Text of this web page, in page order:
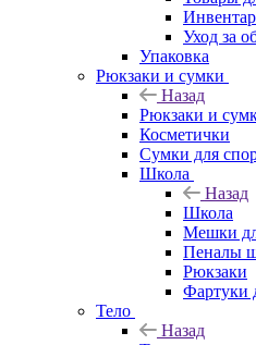
Уход за
Упаковка
Рюкзаки и сумки
Назад
Рюкзаки и
Косметички
Сумки для
Школа
Назад
Школа
Мешки
Пеналы
Рюкзаки
Фартуки
Тело
Назад